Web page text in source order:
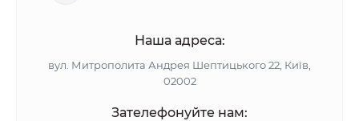
Наша адреса:
вул. Митрополита Андрея Шептицького 22, Київ,
02002
Зателефонуйте нам: